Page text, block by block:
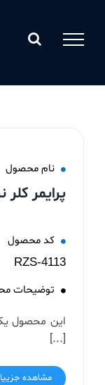
content
نام محصول
پرایمر
کد محصول
RZS-4113
توضیحات
این محصول
[...]
مشاهده